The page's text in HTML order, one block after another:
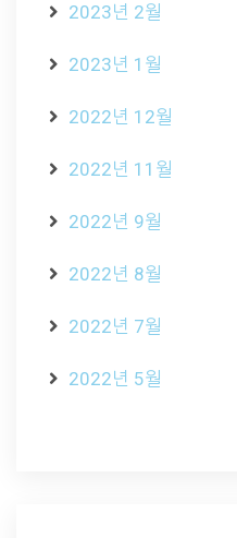
2023년 2월
2023년 1월
2022년 12월
2022년 11월
2022년 9월
2022년 8월
2022년 7월
2022년 5월